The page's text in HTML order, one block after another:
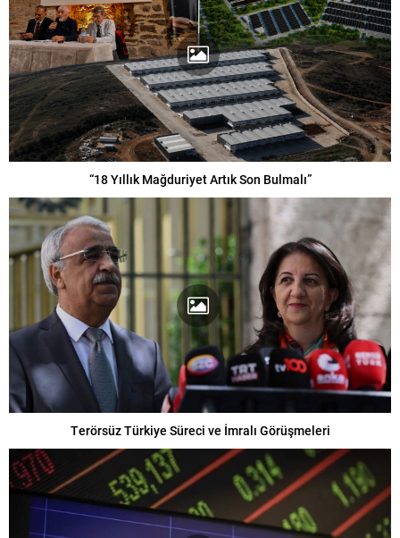
“18 Yıllık Mağduriyet Artık Son Bulmalı”
Terörsüz Türkiye Süreci ve İmralı Görüşmeleri